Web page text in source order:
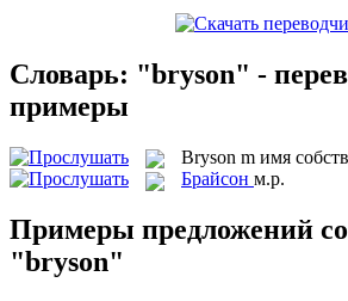
Словарь: "bryson" -
примеры
Bryson m имя
Брайсон м.р.
Примеры предложений
"bryson"